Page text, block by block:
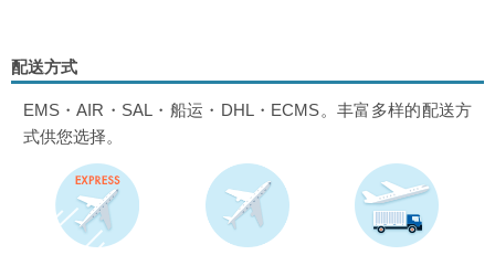
配送方式
EMS・AIR・SAL・船运・DHL・ECMS。丰富多样的配送方
式供您选择。